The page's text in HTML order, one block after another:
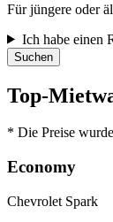
Für jüngere oder
Ich habe einen
Suchen
Top-
* Die Preise
Economy
Chevrolet Spark